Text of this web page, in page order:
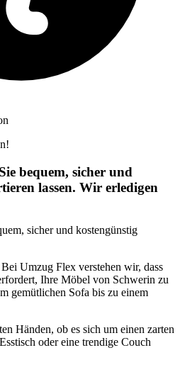
bequem, sicher und
lassen. Wir erledigen
sicher und kostengünstig
Bei Umzug Flex verstehen wir, dass
Ihre Möbel von Schwerin zu
gemütlichen Sofa bis zu einem
Händen, ob es sich um einen zarten
oder eine trendige Couch